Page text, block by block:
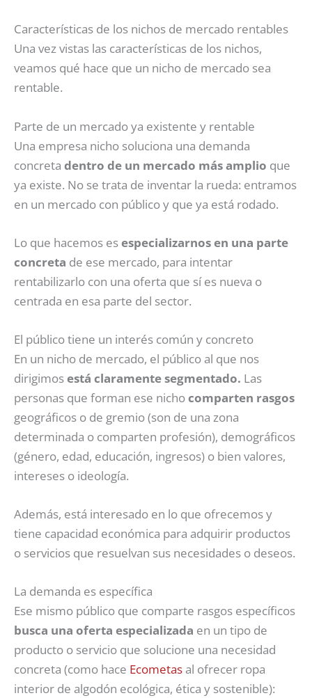
Características de los nichos de mercado rentables
Una vez vistas las características de los nichos,
veamos qué hace que un nicho de mercado sea
rentable.
Parte de un mercado ya existente y rentable
Una empresa nicho soluciona una demanda
concreta dentro de un mercado más amplio que
ya existe. No se trata de inventar la rueda: entramos
en un mercado con público y que ya está rodado.
Lo que hacemos esespecializarnos en una parte
concreta de ese mercado, para intentar
rentabilizarlo con una oferta que sí es nueva o
centrada en esa parte del sector.
El público tiene un interés común y concreto
En un nicho de mercado, el público al que nos
dirigimosestá claramente segmentado. Las
personas que forman ese nichocomparten rasgos
geográficos o de gremio (son de una zona
determinada o comparten profesión), demográficos
(género, edad, educación, ingresos) o bien valores,
intereses o ideología.
Además, está interesado en lo que ofrecemos y
tiene capacidad económica para adquirir productos
o servicios que resuelvan sus necesidades o deseos.
La demanda es específica
Ese mismo público que comparte rasgos específicos
busca una oferta especializada en un tipo de
producto o servicio que solucione una necesidad
concreta (como hace Ecometas al ofrecer ropa
interior de algodón ecológica, ética y sostenible):